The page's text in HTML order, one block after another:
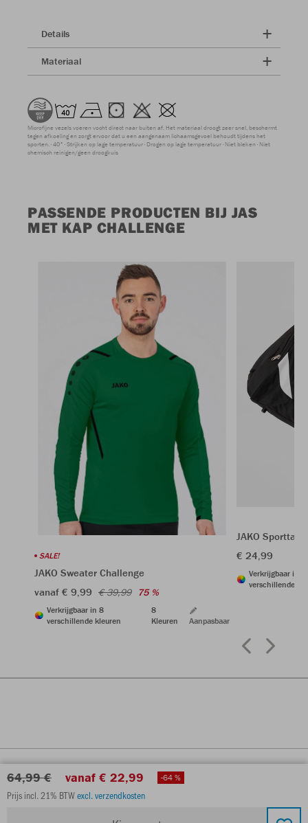
64,99 € vanaf € 22,99 -64 %
Prijs incl. 21% BTWexcl. verzendkosten
Details
Materiaal
Microfijne vezels voeren vocht direct naar buiten af. Het materiaal droogt zeer snel, beschermt
tegen afkoeling en zorgt ervoor dat u een aangenaam lichaamsgevoel behoudt tijdens het
sporten. 40° Strijken op lage temperatuur Drogen op lage temperatuur Niet bleken Niet
chemisch reinigen/geen droogkuis
PASSENDE PRODUCTEN BIJ JAS
MET KAP CHALLENGE
SALE!
JAKO Sweater Challenge
vanaf € 9,99 € 39,99 75 %
Verkrijgbaar in 8
verschillende kleuren
8
Kleuren
Aanpasbaar
JAKO Sporttas
€ 24,99
Verkrijgbaar in 5
verschillende